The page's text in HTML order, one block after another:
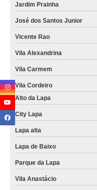
Jardim Prainha
José dos Santos Junior
Vicente Rao
Vila Alexandrina
Vila Carmem
Vila Cordeiro
Alto da Lapa
City Lapa
Lapa alta
Lapa de Baixo
Parque da Lapa
Vila Anastácio